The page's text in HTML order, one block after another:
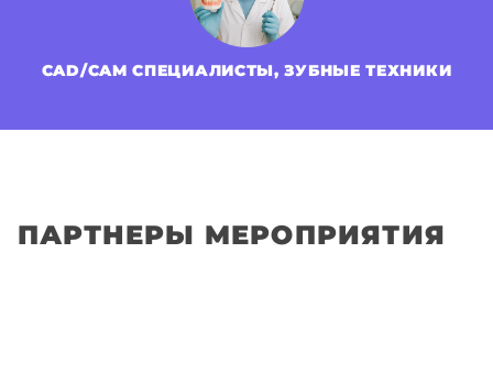
CAD/CAM СПЕЦИАЛИСТЫ, ЗУБНЫЕ ТЕХНИКИ
ПАРТНЕРЫ МЕРОПРИЯТИЯ